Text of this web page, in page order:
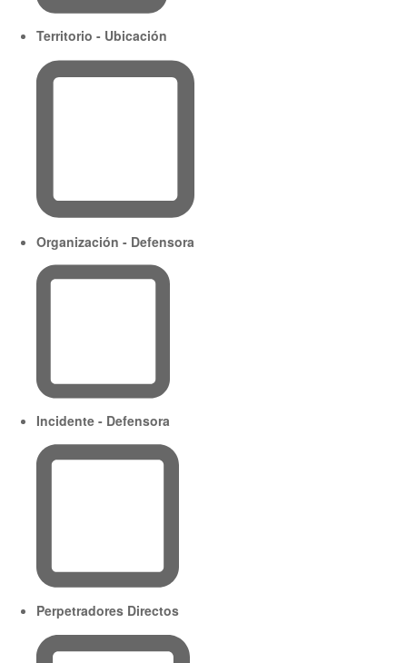
Territorio - Ubicación
Organización - Defensora
Incidente - Defensora
Perpetradores Directos